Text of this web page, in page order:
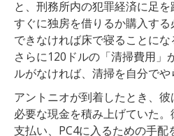
と、刑務所内の犯罪経済に足を
すぐに独房を借りるか購入す
できなければ床で寝ることにな
さらに120ドルの「清掃費用」
ルがなければ、清掃を自分でや
アントニオが到着したとき、彼
必要な現金を積み上げていた
支払い、PC4に入るための手